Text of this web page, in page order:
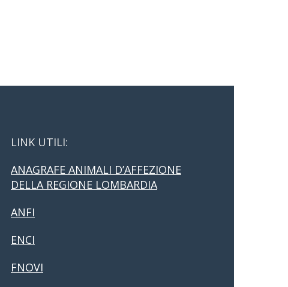
LINK UTILI:
ANAGRAFE ANIMALI D’AFFEZIONE
DELLA REGIONE LOMBARDIA
ANFI
ENCI
FNOVI